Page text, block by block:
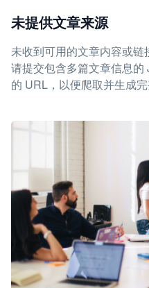
未提供文章来源
未收到可用的文章内容或链
请提交包含多篇文章信息
的 URL，以便爬取并生成完